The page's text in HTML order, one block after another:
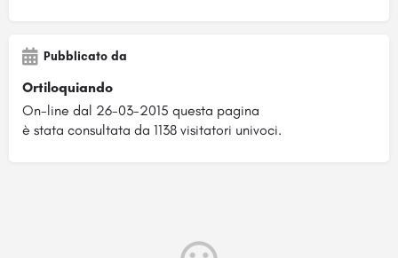
Pubblicato da
Ortiloquiando
On-line dal 26-03-2015 questa pagina
è stata consultata da 1138 visitatori univoci.